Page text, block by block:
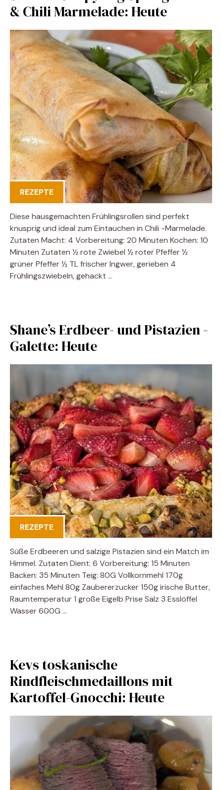
& Chili Marmelade: Heute
REZEPTE
Diese hausgemachten Frühlingsrollen sind perfekt
knusprig und ideal zum Eintauchen in Chili -Marmelade.
Zutaten Macht: 4 Vorbereitung: 20 Minuten Kochen: 10
Minuten Zutaten ½ rote Zwiebel ½ roter Pfeffer ½
grüner Pfeffer ½ TL frischer Ingwer, gerieben 4
Frühlingszwiebeln, gehackt …
Shane’s Erdbeer- und Pistazien -
Galette: Heute
REZEPTE
Süße Erdbeeren und salzige Pistazien sind ein Match im
Himmel. Zutaten Dient: 6 Vorbereitung: 15 Minuten
Backen: 35 Minuten Teig: 80G Vollkornmehl 170g
einfaches Mehl 80g Zaubererzucker 150g irische Butter,
Raumtemperatur 1 große Eigelb Prise Salz 3 Esslöffel
Wasser 600G …
Kevs toskanische
Rindfleischmedaillons mit
Kartoffel-Gnocchi: Heute